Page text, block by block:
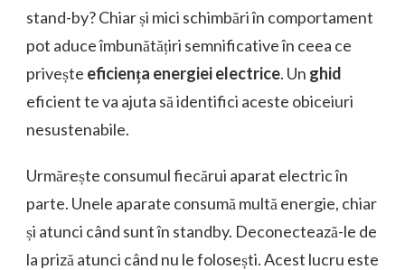
stand-by? Chiar și mici schimbări în comportament
pot aduce îmbunătățiri semnificative în ceea ce
privește eficiența energiei electrice. Un ghid
eficient te va ajuta să identifici aceste obiceiuri
nesustenabile.
Urmărește consumul fiecărui aparat electric în
parte. Unele aparate consumă multă energie, chiar
și atunci când sunt în standby. Deconectează-le de
la priză atunci când nu le folosești. Acest lucru este